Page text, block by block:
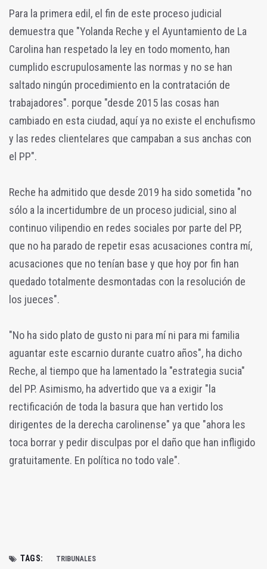
Para la primera edil, el fin de este proceso judicial
demuestra que "Yolanda Reche y el Ayuntamiento de La
Carolina han respetado la ley en todo momento, han
cumplido escrupulosamente las normas y no se han
saltado ningún procedimiento en la contratación de
trabajadores". porque "desde 2015 las cosas han
cambiado en esta ciudad, aquí ya no existe el enchufismo
y las redes clientelares que campaban a sus anchas con
el PP".
Reche ha admitido que desde 2019 ha sido sometida "no
sólo a la incertidumbre de un proceso judicial, sino al
continuo vilipendio en redes sociales por parte del PP,
que no ha parado de repetir esas acusaciones contra mí,
acusaciones que no tenían base y que hoy por fin han
quedado totalmente desmontadas con la resolución de
los jueces".
"No ha sido plato de gusto ni para mí ni para mi familia
aguantar este escarnio durante cuatro años", ha dicho
Reche, al tiempo que ha lamentado la "estrategia sucia"
del PP. Asimismo, ha advertido que va a exigir "la
rectificación de toda la basura que han vertido los
dirigentes de la derecha carolinense" ya que "ahora les
toca borrar y pedir disculpas por el daño que han infligido
gratuitamente. En política no todo vale".
TAGS: TRIBUNALES